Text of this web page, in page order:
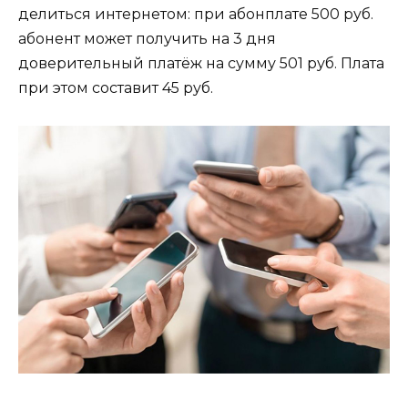
делиться интернетом: при абонплате 500 руб.
абонент может получить на 3 дня
доверительный платёж на сумму 501 руб. Плата
при этом составит 45 руб.